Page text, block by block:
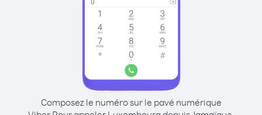
Composez le numéro sur le pavé numérique